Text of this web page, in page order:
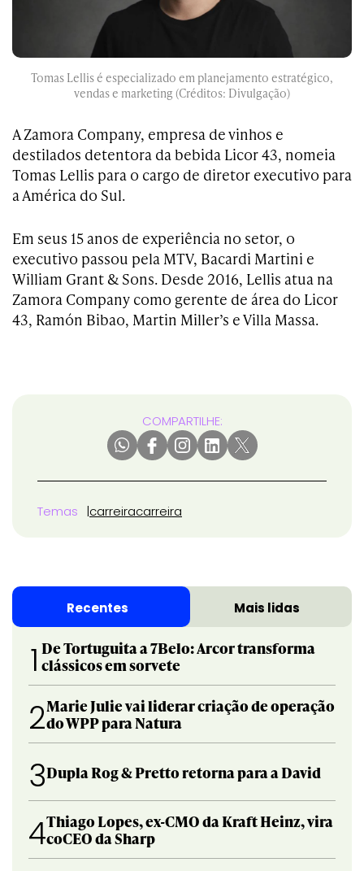
Tomas Lellis é especializado em planejamento estratégico,
vendas e marketing (Créditos: Divulgação)
A Zamora Company, empresa de vinhos e
destilados detentora da bebida Licor 43, nomeia
Tomas Lellis para o cargo de diretor executivo para
a América do Sul.
Em seus 15 anos de experiência no setor, o
executivo passou pela MTV, Bacardi Martini e
William Grant & Sons. Desde 2016, Lellis atua na
Zamora Company como gerente de área do Licor
43, Ramón Bibao, Martin Miller’s e Villa Massa.
COMPARTILHE:
Temas carreiracarreira
Recentes Mais lidas
1 De Tortuguita a 7Belo: Arcor transforma
clássicos em sorvete
2Marie Julie vai liderar criação de operação
do WPP para Natura
3Dupla Rog & Pretto retorna para a David
4Thiago Lopes, ex-CMO da Kraft Heinz, vira
coCEO da Sharp